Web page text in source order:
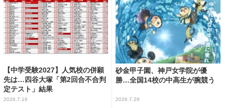
【中学受験2027】人気校の併願
先は…四谷大塚「第2回合不合判
定テスト」結果
2026.7.16
砂金甲子園、神戸女学院が優
勝…全国14校の中高生が腕競う
2026.7.29